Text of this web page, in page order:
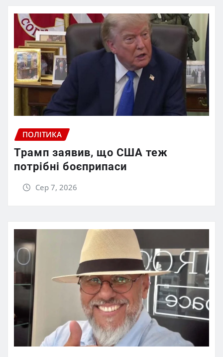
ПОЛІТИКА
Трамп заявив, що США теж
потрібні боєприпаси
Сер 7, 2026